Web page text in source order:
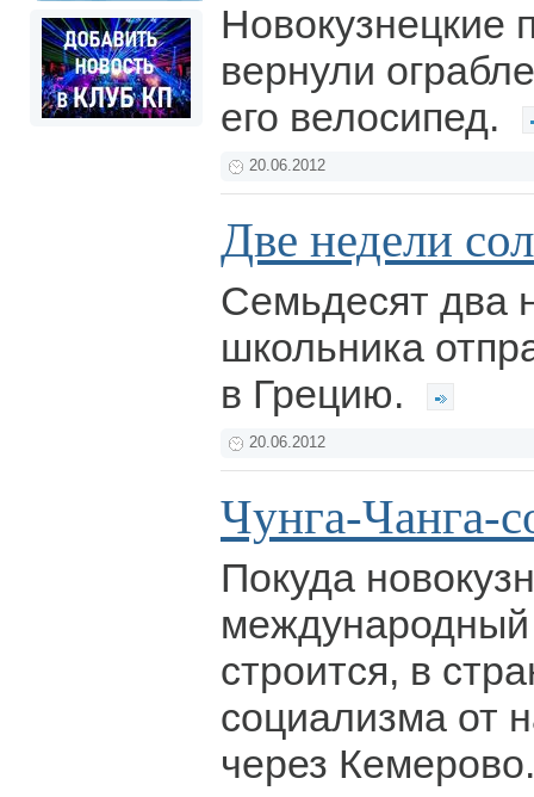
Новокузнецкие
вернули
его велосипед.
20.06.2012
Две недели
Семьдесят два
школьника
в Грецию.
20.06.2012
Чунга-Чанга-
Покуда
строится, в
социализма от
через